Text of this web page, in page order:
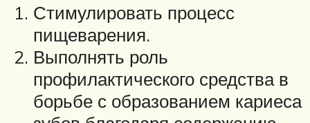
Стимулировать процесс
пищеварения.
Выполнять роль
профилактического средства в
борьбе с образованием кариеса